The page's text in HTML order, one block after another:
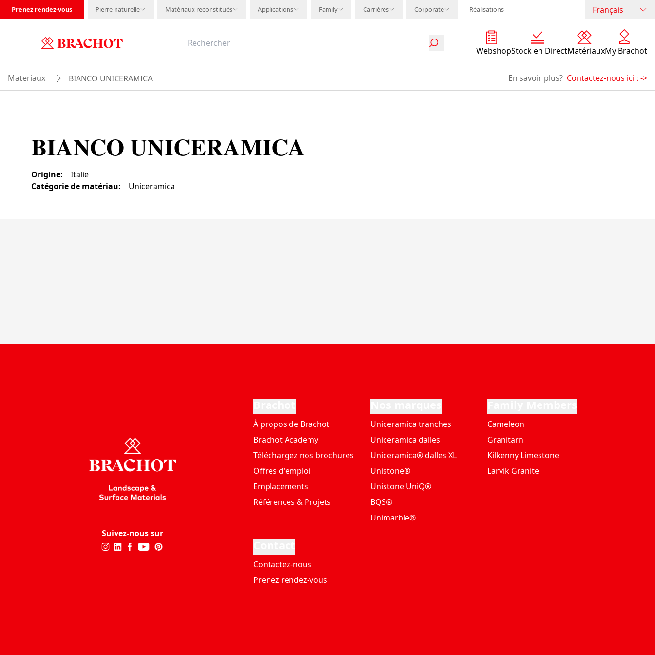
Prenez rendez-vous Pierre naturelle Matériaux reconstitués Applications Family Carrières Corporate Réalisations Français
WebshopStock en DirectMatériauxMy Brachot
Materiaux BIANCO UNICERAMICA En savoir plus? Contactez-nous ici : ->
BIANCO UNICERAMICA
Origine:
Italie
Catégorie de matériau: Uniceramica
Suivez-nous sur
À propos de Brachot
Brachot Academy
Téléchargez nos brochures
Offres d'emploi
Emplacements
Références & Projets
Uniceramica tranches
Uniceramica dalles
Uniceramica® dalles XL
Unistone®
Unistone UniQ®
BQS®
Unimarble®
Cameleon
Granitarn
Kilkenny Limestone
Larvik Granite
Contactez-nous
Prenez rendez-vous